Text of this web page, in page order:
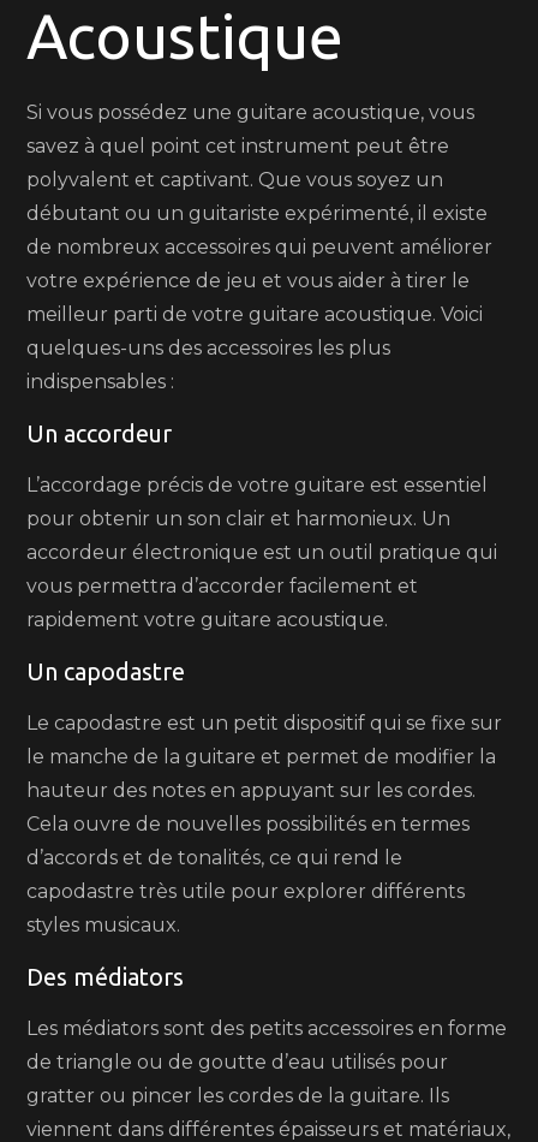
Musicale
!
Acoustique
Si vous possédez une guitare acoustique, vous
savez à quel point cet instrument peut être
polyvalent et captivant. Que vous soyez un
débutant ou un guitariste expérimenté, il existe
de nombreux accessoires qui peuvent améliorer
votre expérience de jeu et vous aider à tirer le
meilleur parti de votre guitare acoustique. Voici
quelques-uns des accessoires les plus
indispensables :
Un accordeur
L’accordage précis de votre guitare est essentiel
pour obtenir un son clair et harmonieux. Un
accordeur électronique est un outil pratique qui
vous permettra d’accorder facilement et
rapidement votre guitare acoustique.
Un capodastre
Le capodastre est un petit dispositif qui se fixe sur
le manche de la guitare et permet de modifier la
hauteur des notes en appuyant sur les cordes.
Cela ouvre de nouvelles possibilités en termes
d’accords et de tonalités, ce qui rend le
capodastre très utile pour explorer différents
styles musicaux.
Des médiators
Les médiators sont des petits accessoires en forme
de triangle ou de goutte d’eau utilisés pour
gratter ou pincer les cordes de la guitare. Ils
viennent dans différentes épaisseurs et matériaux,